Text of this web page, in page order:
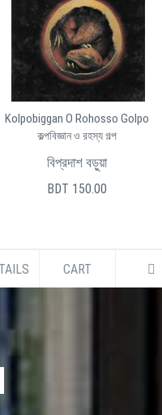
Kolpobiggan O Rohosso Golpo
কল্পবিজ্ঞান ও রহস্য গল্প
বিপ্রদাশ বড়ুয়া
BDT 150.00
CART